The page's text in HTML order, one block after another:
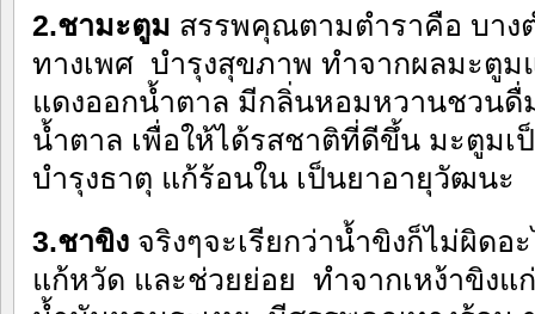
2.ชามะตูม สรรพคุณตามตำราคือ บาง
ทางเพศ บำรุงสุขภาพ ทำจากผลมะตูม
แดงออกน้ำตาล มีกลิ่นหอมหวานชวนดื่
น้ำตาล เพื่อให้ได้รสชาติที่ดีขึ้น มะตูม
บำรุงธาตุ แก้ร้อนใน เป็นยาอายุวัฒนะ
3.ชาขิง จริงๆจะเรียกว่าน้ำขิงก็ไม่ผิดอ
แก้หวัด และช่วยย่อย ทำจากเหง้าขิงแ